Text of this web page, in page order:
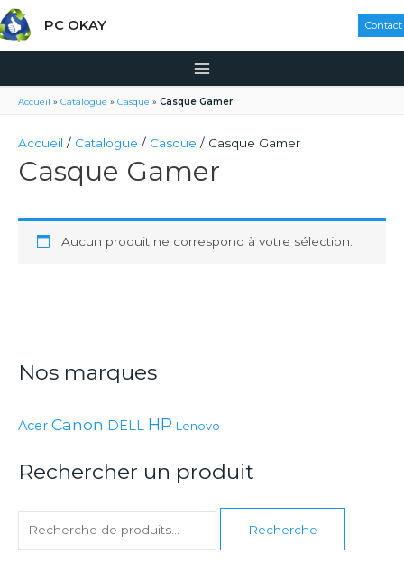
PC OKAY Contact
Accueil » Catalogue » Casque » Casque Gamer
Accueil / Catalogue / Casque / Casque Gamer
Casque Gamer
Aucun produit ne correspond à votre sélection.
Nos marques
Acer Canon DELL HP Lenovo
Rechercher un produit
R
e
c
Recherche